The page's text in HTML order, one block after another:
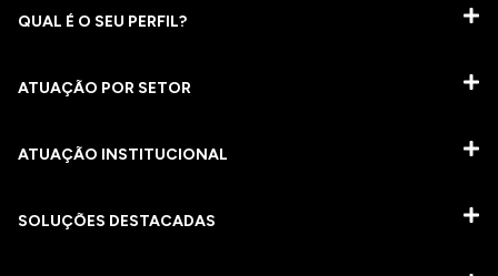
QUAL É O SEU PERFIL?
ATUAÇÃO POR SETOR
ATUAÇÃO INSTITUCIONAL
SOLUÇÕES DESTACADAS